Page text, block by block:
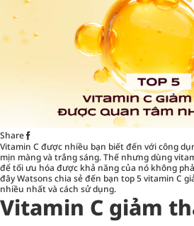
Share
Vitamin C được nhiều bạn biết đến với công
mịn màng và trắng sáng. Thế nhưng dùng
để tối ưu hóa được khả năng của nó không
đây Watsons chia sẻ đến bạn top 5 vitamin C
nhiều nhất và cách sử dụng.
Vitamin C giảm